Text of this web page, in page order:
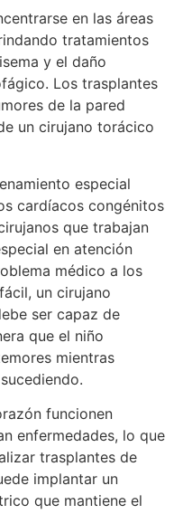
en las áreas
tratamientos
y el daño
Los trasplantes
de la pared
un cirujano torácico
especial
cardíacos congénitos
que trabajan
en atención
médico a los
un cirujano
ser capaz de
que el niño
mientras
funcionen
enfermedades, lo que
trasplantes de
implantar un
que mantiene el